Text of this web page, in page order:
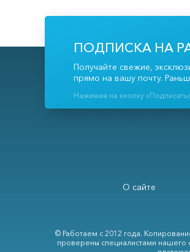
ПОДПИСКА НА
Получайте свежие,
прямо на вашу почту.
Нажимая на кнопку
О сайте
© Работаем с 2012 года.
проверены специалистами нашего